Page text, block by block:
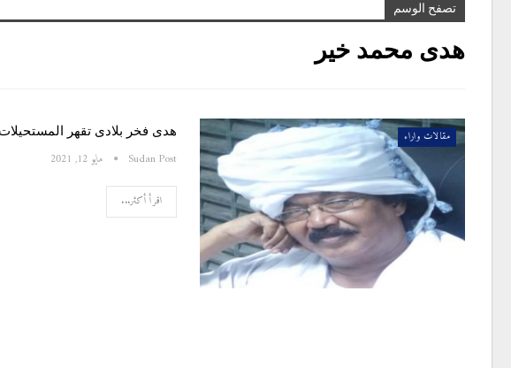
تصفح الوسم
هدى محمد خير
مقالات واراء هدى فخر بلادى تقهر المستحيلات
Sudan Post مايو 12, 2021
اقرأ أكثر...